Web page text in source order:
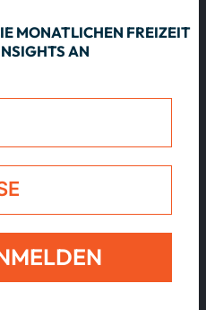
MONATLICHEN FREIZEIT
AN